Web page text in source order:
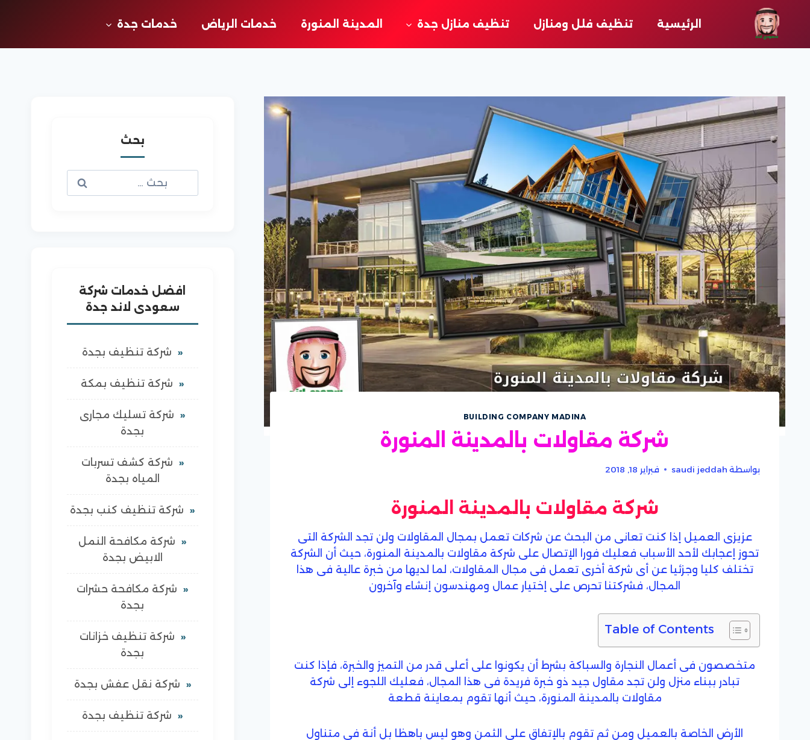
المحتوى
الرئيسية تنظيف فلل ومنازل تنظيف منازل جدة المدينة المنورة خدمات الرياض خدمات جدة
BUILDING COMPANY MADINA
شركة مقاولات بالمدينة المنورة
بواسطة saudi jeddah فبراير 18, 2018
شركة مقاولات بالمدينة المنورة
عزيزى العميل إذا كنت تعانى من البحث عن شركات تعمل بمجال المقاولات ولن تجد الشركة التى
تحوز إعجابك لأحد الأسباب فعليك فورا الإتصال على شركة مقاولات بالمدينة المنورة، حيث أن الشركة
تختلف كليا وجزئيا عن أى شركة أخرى تعمل فى مجال المقاولات، لما لديها من خبرة عالية فى هذا
المجال، فشركتنا تحرص على إختيار عمال ومهندسون إنشاء وآخرون
Table of Contents
متخصصون فى أعمال النجارة والسباكة بشرط أن يكونوا على أعلى قدر من التميز والخبرة، فإذا كنت
تبادر ببناء منزل ولن تجد مقاول جيد ذو خبرة فريدة فى هذا المجال، فعليك اللجوء إلى شركة
مقاولات بالمدينة المنورة، حيث أنها تقوم بمعاينة قطعة
الأرض الخاصة بالعميل ومن ثم تقوم بالإتفاق على الثمن وهو ليس باهظا بل أنة فى متناول
بحث
عن:
افضل خدمات شركة
سعودى لاند جدة
شركة تنظيف بجدة
شركة تنظيف بمكة
شركة تسليك مجارى
بجدة
شركة كشف تسربات
المياه بجدة
شركة تنظيف كنب بجدة
شركة مكافحة النمل
الابيض بجدة
شركة مكافحة حشرات
بجدة
شركة تنظيف خزانات
بجدة
شركة نقل عفش بجدة
شركة تنظيف بجدة